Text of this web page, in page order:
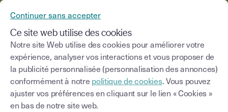
Blog
Choisir une catégorie Saisissez un terme
Continuer sans accepter
Ce site web utilise des cookies
Notre site Web utilise des cookies pour améliorer votre
expérience, analyser vos interactions et vous proposer de
la publicité personnalisée (personnalisation des annonces)
conformément à notre politique de cookies. Vous pouvez
ajuster vos préférences en cliquant sur le lien « Cookies »
en bas de notre site web.